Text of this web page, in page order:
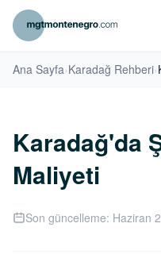
Ana Sayfa›Karadağ Rehberi›
Karadağ'da
Maliyeti
Son güncelleme: Haziran